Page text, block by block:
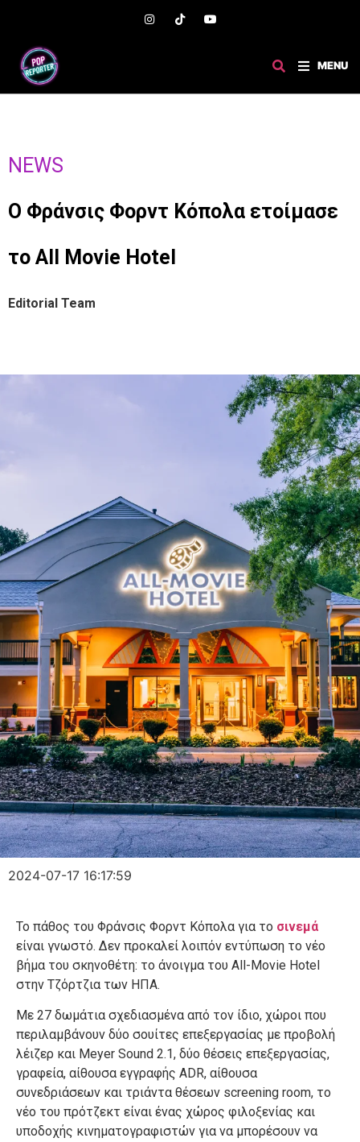
MENU
NEWS
O Φράνσις Φορντ Κόπολα ετοίμασε
το All Movie Hotel
Editorial Team
2024-07-17 16:17:59
Το πάθος του Φράνσις Φορντ Κόπολα για το σινεμά
είναι γνωστό. Δεν προκαλεί λοιπόν εντύπωση το νέο
βήμα του σκηνοθέτη: το άνοιγμα του All-Movie Hotel
στην Τζόρτζια των ΗΠΑ.
Με 27 δωμάτια σχεδιασμένα από τον ίδιο, χώροι που
περιλαμβάνουν δύο σουίτες επεξεργασίας με προβολή
λέιζερ και Meyer Sound 2.1, δύο θέσεις επεξεργασίας,
γραφεία, αίθουσα εγγραφής ADR, αίθουσα
συνεδριάσεων και τριάντα θέσεων screening room, το
νέο του πρότζεκτ είναι ένας χώρος φιλοξενίας και
υποδοχής κινηματογραφιστών για να μπορέσουν να